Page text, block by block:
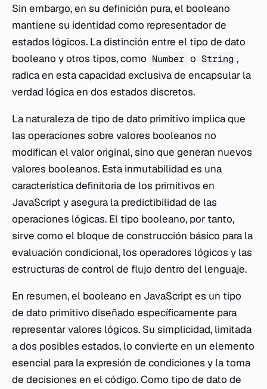
Sin embargo, en su definición pura, el booleano
mantiene su identidad como representador de
estados lógicos. La distinción entre el tipo de dato
booleano y otros tipos, como Number o String ,
radica en esta capacidad exclusiva de encapsular la
verdad lógica en dos estados discretos.
La naturaleza de tipo de dato primitivo implica que
las operaciones sobre valores booleanos no
modifican el valor original, sino que generan nuevos
valores booleanos. Esta inmutabilidad es una
característica definitoria de los primitivos en
JavaScript y asegura la predictibilidad de las
operaciones lógicas. El tipo booleano, por tanto,
sirve como el bloque de construcción básico para la
evaluación condicional, los operadores lógicos y las
estructuras de control de flujo dentro del lenguaje.
En resumen, el booleano en JavaScript es un tipo
de dato primitivo diseñado específicamente para
representar valores lógicos. Su simplicidad, limitada
a dos posibles estados, lo convierte en un elemento
esencial para la expresión de condiciones y la toma
de decisiones en el código. Como tipo de dato de